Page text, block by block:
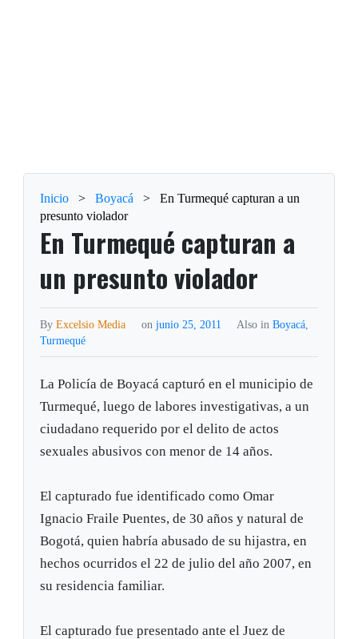
Inicio > Boyacá >
En Turmequé capturan a un
presunto violador
En Turmequé capturan a
un presunto violador
ByExcelsio Media on junio 25, 2011 Also in Boyacá,
Turmequé
La Policía de Boyacá capturó en el municipio de
Turmequé, luego de labores investigativas, a un
ciudadano requerido por el delito de actos
sexuales abusivos con menor de 14 años.
El capturado fue identificado como Omar
Ignacio Fraile Puentes, de 30 años y natural de
Bogotá, quien habría abusado de su hijastra, en
hechos ocurridos el 22 de julio del año 2007, en
su residencia familiar.
El capturado fue presentado ante el Juez de